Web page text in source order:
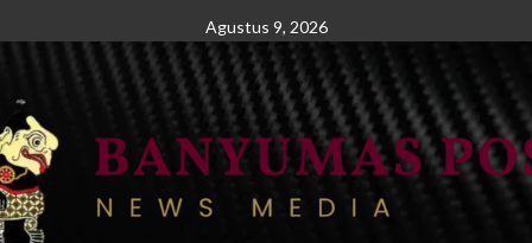
to
Agustus 9, 2026